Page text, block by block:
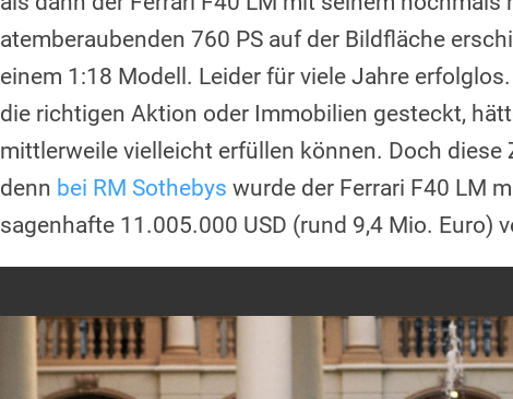
atemberaubenden 760 PS auf der Bildfläche
einem 1:18 Modell. Leider für viele Jahre
die richtigen Aktion oder Immobilien gesteckt,
mittlerweile vielleicht erfüllen können. Doch
denn bei RM Sothebys wurde der Ferrari F40 LM
sagenhafte 11.005.000 USD (rund 9,4 Mio. Euro)